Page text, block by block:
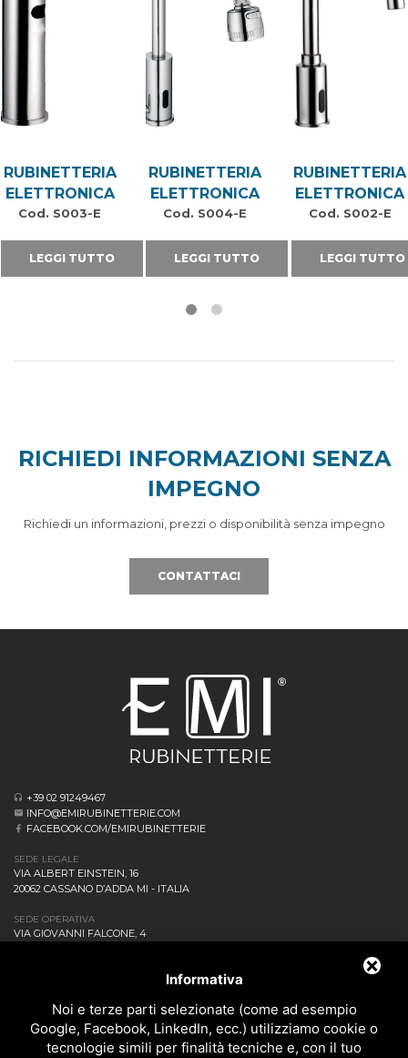
RUBINETTERIA
ELETTRONICA
Cod. S003-E
LEGGI TUTTO
RUBINETTERIA
ELETTRONICA
Cod. S004-E
LEGGI TUTTO
RUBINETTERIA
ELETTRONICA
Cod. S002-E
LEGGI TUTTO
RICHIEDI INFORMAZIONI SENZA
IMPEGNO
Richiedi un informazioni, prezzi o disponibilità senza impegno
CONTATTACI
+39 02 91249467
INFO@EMIRUBINETTERIE.COM
FACEBOOK.COM/EMIRUBINETTERIE
SEDE LEGALE
VIA ALBERT EINSTEIN, 16
20062 CASSANO D’ADDA MI - ITALIA
SEDE OPERATIVA
VIA GIOVANNI FALCONE, 4
DOWNLOAD
CONTATTACI!
POLITICA DELLA QUALITÀ
Informativa
Noi e terze parti selezionate (come ad esempio
Google, Facebook, LinkedIn, ecc.) utilizziamo cookie o
tecnologie simili per finalità tecniche e, con il tuo